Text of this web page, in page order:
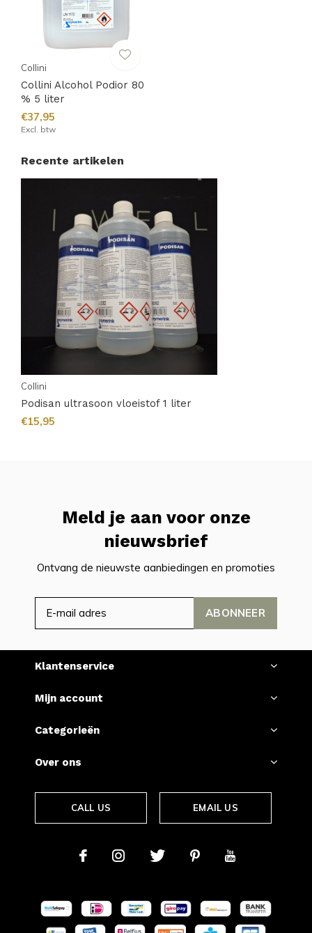
Collini
Collini Alcohol Podior 80
% 5 liter
€37,95
Excl. btw
Recente artikelen
Collini
Podisan ultrasoon vloeistof 1 liter
€15,95
Meld je aan voor onze
nieuwsbrief
Ontvang de nieuwste aanbiedingen en promoties
ABONNEER
Klantenservice
Mijn account
Categorieën
Over ons
CALL US EMAIL US